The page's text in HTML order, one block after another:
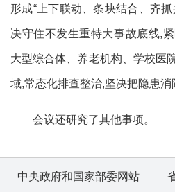
形成“上下联动、条块结合、齐
决守住不发生重特大事故底线,
大型综合体、养老机构、学校医
域,常态化排查整治,坚决把隐患消
会议还研究了其他事项。
中央政府和国家部委网站